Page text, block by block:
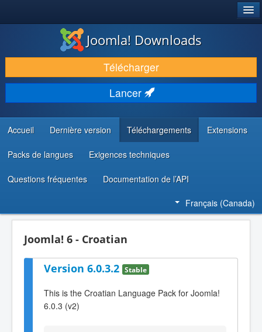
TÉLÉCHARGER & ENRICHIR
DÉCOUVRIR & APPRENDRE
COMMUNAUTÉ & SUPPORT
RESSOURCES DÉVELOPPEURS
Joomla! Downloads
Télécharger
Lancer
Accueil Dernière version Téléchargements Extensions
Packs de langues Exigences techniques
Questions fréquentes Documentation de l’API
Français (Canada)
Joomla! 6 - Croatian
Version 6.0.3.2 Stable
This is the Croatian Language Pack for Joomla!
6.0.3 (v2)